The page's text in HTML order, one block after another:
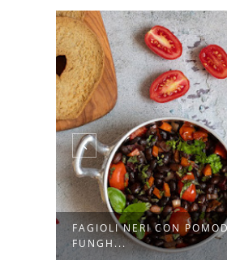
FAGIOLI NERI CON
FUNGH...